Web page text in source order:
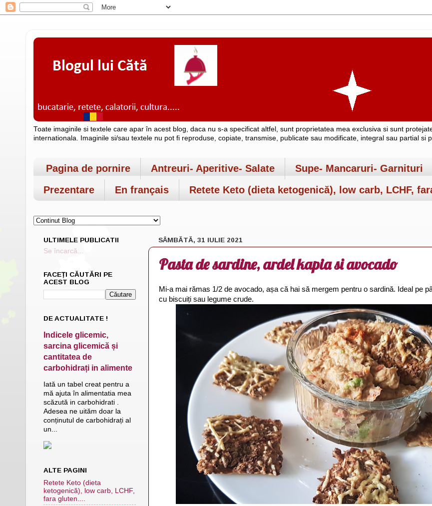
Toate imaginile si textele care apar în acest blog, daca nu s-a specificat altfel, sunt proprietatea mea exclusiva si sunt
internationala. Imaginile si/sau textele nu pot fi reproduse, copiate, transmise, publicate sau modificate, integral sau partial
Pagina de pornire Antreuri- Aperitive- Salate Supe- Mancaruri- Garnituri
Prezentare
En français Retete Keto (dieta ketogenică), low carb, LCHF,
SÂMBĂTĂ, 31 IULIE 2021
Pasta de sardine, ardel kapia si avocado
Mi-a mai rămas 1/2 de avocado, așa că hai să mergem pentru o sardină. Ideal pe
cu biscuiți sau legume crude.
ULTIMELE PUBLICATII
Se încarcă...
FACEȚI CĂUTĂRI PE
ACEST BLOG
DE ACTUALITATE !
Indicele glicemic,
sarcina glicemică și
cantitatea de
carbohidrați in alimente
Iată un tabel creat pentru a
mă ajuta în alimentatia mea
scăzută in carbohidrati .
Adesea ne uităm doar la
conținutul de carbohidrați al
un...
ALTE PAGINI
Retete Keto (dieta
ketogenică), low carb, LCHF,
fara gluten....